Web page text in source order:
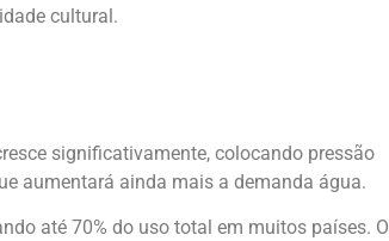
cultural.
significativamente, colocando pressão
aumentará ainda mais a demanda água.
até 70% do uso total em muitos países. O